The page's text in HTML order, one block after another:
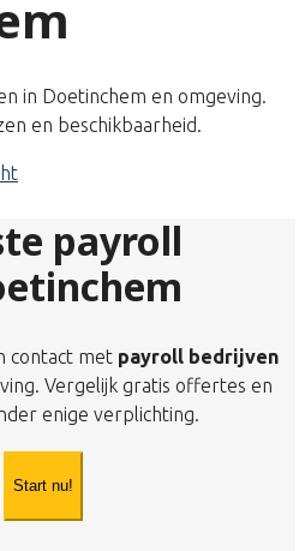
in Doetinchem en omgeving.
en beschikbaarheid.
payroll
contact met payroll bedrijven
Vergelijk gratis offertes en
enige verplichting.
Start nu!